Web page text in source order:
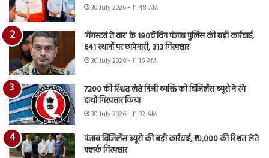
30 July 2026 - 11:48 AM
‘गैंगस्टरां ते वार’ के 190वें दिन पंजाब पुलिस की बड़ी कार्रवाई,
641 स्थानों पर छापेमारी, 313 गिरफ्तार
30 July 2026 - 11:16 AM
7200 की रिश्वत लेते निजी व्यक्ति को विजिलेंस ब्यूरो ने रंगे
हाथों गिरफ्तार किया
30 July 2026 - 11:02 AM
पंजाब विजिलेंस ब्यूरो की बड़ी कार्रवाई, ₹10,000 की रिश्वत लेते
क्लर्क गिरफ्तार